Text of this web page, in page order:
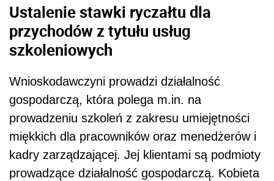
Ustalenie stawki ryczałtu dla
przychodów z tytułu usług
szkoleniowych
Wnioskodawczyni prowadzi działalność
gospodarczą, która polega m.in. na
prowadzeniu szkoleń z zakresu umiejętności
miękkich dla pracowników oraz menedżerów i
kadry zarządzającej. Jej klientami są podmioty
prowadzące działalność gospodarczą. Kobieta